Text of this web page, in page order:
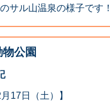
サル山温泉の様子です！
公園
月17日（土）】